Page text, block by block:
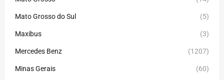
Mato Grosso do Sul (5)
Maxibus (3)
Mercedes Benz (1207)
Minas Gerais (60)